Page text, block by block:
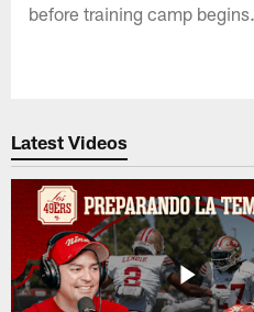
before training camp begins.
Latest Videos